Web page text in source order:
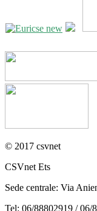
© 2017 csvnet
CSVnet Ets
Sede centrale: Via
Tel: 06/88802919 / 06/